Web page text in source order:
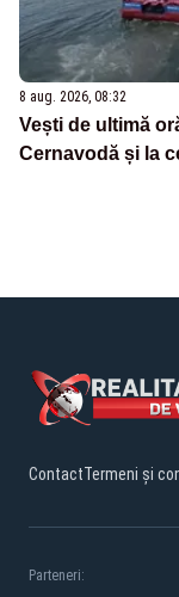
8 aug. 2026, 08:32
Vești de ultimă
Cernavodă și la
ContactTermeni și
Parteneri: